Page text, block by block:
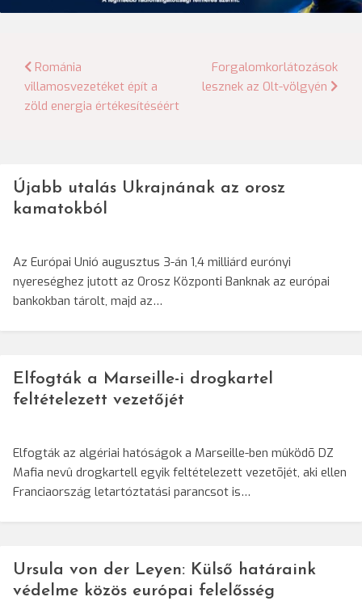
Bejegyzés
navigáció
Románia
villamosvezetéket épít a
zöld energia értékesítéséért
Forgalomkorlátozások
lesznek az Olt-völgyén
Újabb utalás Ukrajnának az orosz
kamatokból
Az Európai Unió augusztus 3-án 1,4 milliárd eurónyi
nyereséghez jutott az Orosz Központi Banknak az európai
bankokban tárolt, majd az…
Elfogták a Marseille-i drogkartel
feltételezett vezetőjét
Elfogták az algériai hatóságok a Marseille-ben mûködõ DZ
Mafia nevû drogkartell egyik feltételezett vezetõjét, aki ellen
Franciaország letartóztatási parancsot is…
Ursula von der Leyen: Külső határaink
védelme közös európai felelősség